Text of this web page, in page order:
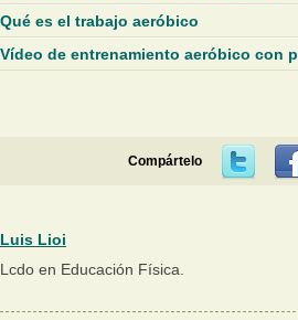
Qué es el trabajo aeróbico
Vídeo de entrenamiento aeróbico con
Compártelo
Luis Lioi
Lcdo en Educación Física.